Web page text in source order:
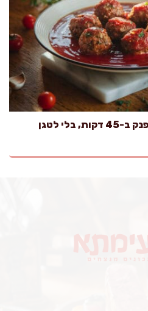
קציצות ברוטב עגבניות מפנק ב-45 דקות, בלי לטגן